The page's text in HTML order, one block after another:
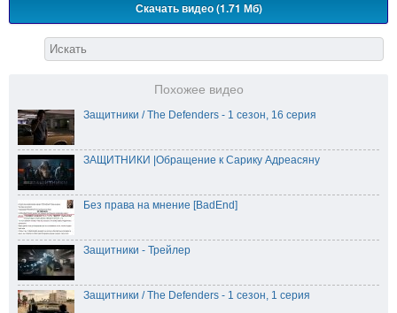
Скачать видео (1.71 Мб)
Похожее видео
Защитники / The Defenders - 1 сезон, 16 серия
ЗАЩИТНИКИ |Обращение к Сарику Адреасяну
Без права на мнение [BadEnd]
Защитники - Трейлер
Защитники / The Defenders - 1 сезон, 1 серия